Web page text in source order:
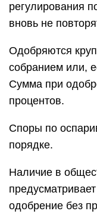
регулирования
вновь не
Одобряются
собранием или,
Сумма при
процентов.
Споры по
порядке.
Наличие в
одобрение без